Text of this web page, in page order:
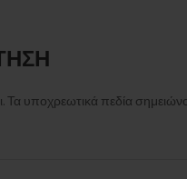
Τα υποχρεωτικά πεδία